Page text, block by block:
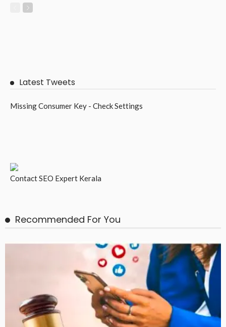
Latest Tweets
Missing Consumer Key - Check Settings
ContactSEO Expert Kerala
Recommended For You